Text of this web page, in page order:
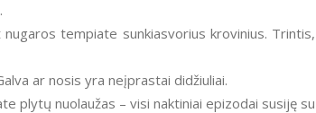
tempiate sunkiasvorius krovinius. Trintis,
ar nosis yra neįprastai didžiuliai.
plytų nuolaužas – visi naktiniai epizodai susiję su